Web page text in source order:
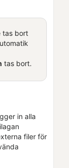
tas bort
tas bort.
in alla
filer för